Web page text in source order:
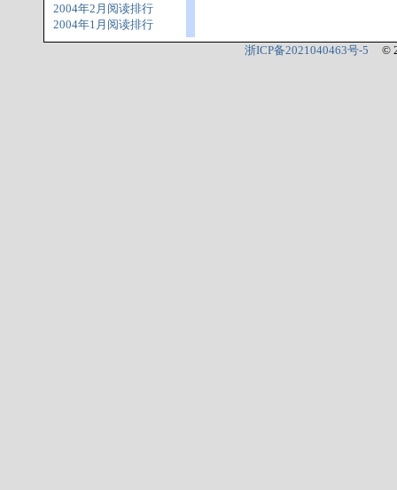
2004年2月阅读排行
2004年1月阅读排行
浙ICP备2021040463号-5 ©